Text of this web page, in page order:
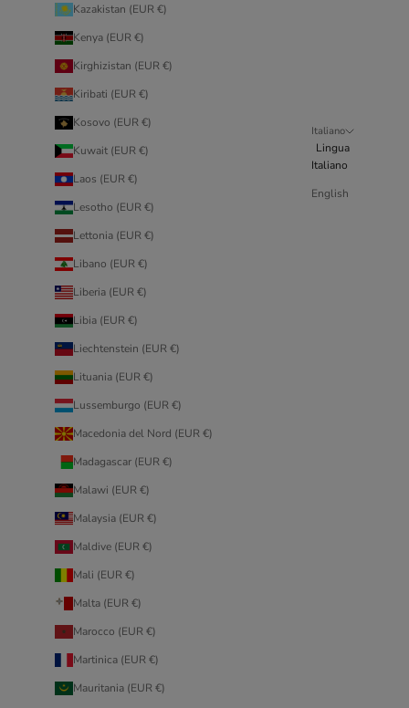
Kazakistan (EUR €)
Kenya (EUR €)
Kirghizistan (EUR €)
Kiribati (EUR €)
Kosovo (EUR €)
Kuwait (EUR €)
Laos (EUR €)
Lesotho (EUR €)
Lettonia (EUR €)
Libano (EUR €)
Liberia (EUR €)
Libia (EUR €)
Liechtenstein (EUR €)
Lituania (EUR €)
Lussemburgo (EUR €)
Macedonia del Nord (EUR €)
Madagascar (EUR €)
Malawi (EUR €)
Malaysia (EUR €)
Maldive (EUR €)
Mali (EUR €)
Malta (EUR €)
Marocco (EUR €)
Martinica (EUR €)
Mauritania (EUR €)
Italiano
Lingua
Italiano
English